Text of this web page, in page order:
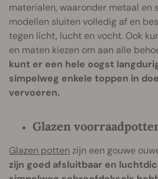
materialen, waaronder metaal en
modellen sluiten volledig af en
tegen licht, lucht en vocht. Ook
en maten kiezen om aan alle
kunt er een hele oogst
simpelweg enkele toppen in
vervoeren.
Glazen
Glazen potten zijn een gouwe
zijn goed afsluitbaar en